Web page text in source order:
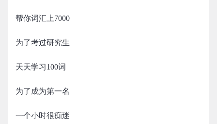
帮你词汇上7000
为了考过研究生
天天学习100词
为了成为第一名
一个小时很痴迷